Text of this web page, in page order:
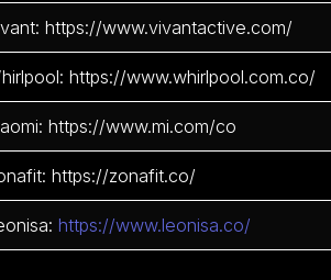
https://www.vivantactive.com/
https://www.whirlpool.com.co/
https://www.mi.com/co
https://zonafit.co/
https://www.leonisa.co/